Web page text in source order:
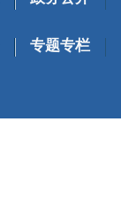
专题专栏